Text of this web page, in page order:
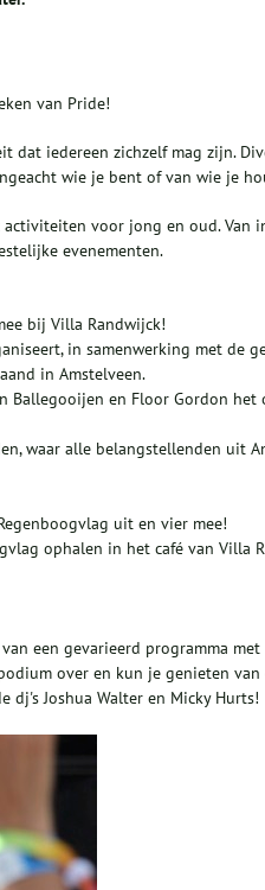
van Pride!
dat iedereen zichzelf mag zijn.
wie je bent of van wie je
voor jong en oud. Van
evenementen.
bij Villa Randwijck!
in samenwerking met de
in Amstelveen.
Ballegooijen en Floor Gordon
waar alle belangstellenden uit
uit en vier mee!
ophalen in het café van Villa
een gevarieerd programma
over en kun je genieten
dj's Joshua Walter en Micky Hurts!